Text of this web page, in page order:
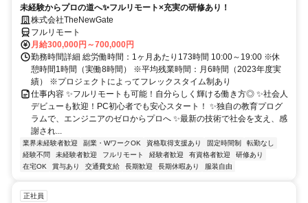
未経験からプロの道へ✨フルリモート×充実の研修あり！
株式会社TheNewGate
フルリモート
月給300,000円～700,000円
勤務時間詳細 総労働時間：1ヶ月あたり173時間 10:00～19:00 ※休
憩時間1時間（実働8時間） ※平均残業時間：月6時間（2023年度実
績） ※プロジェクトによってフレックスタイム制あり
仕事内容 ✨フルリモートも可能！自分らしく輝ける働き方◎ ✨社会人
デビューも歓迎！PC初心者でも安心スタート！ ✨独自の教育プログ
ラムで、エンジニアのゼロからプロへ ✨最新の技術で社会を支え、感
謝され...
業界未経験者歓迎 副業・WワークOK 資格取得支援あり 固定時間制
転勤なし
経験不問
未経験者歓迎 フルリモート 経験者歓迎 有資格者歓迎
研修あり
在宅OK
賞与あり 交通費支給 長期歓迎 長期休暇あり 服装自由
正社員